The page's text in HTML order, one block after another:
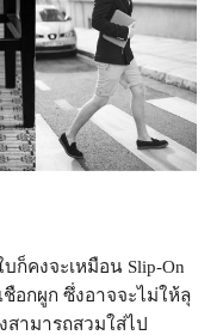
บก็คงจะเหมือน Slip-On
ชือกผูก ซึ่งอาจจะไม่ให้ลุ
สามารถสวมใส่ไป